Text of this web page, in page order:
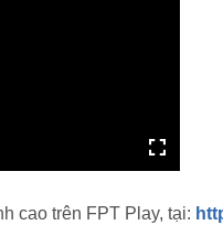
FPT Play, tại: